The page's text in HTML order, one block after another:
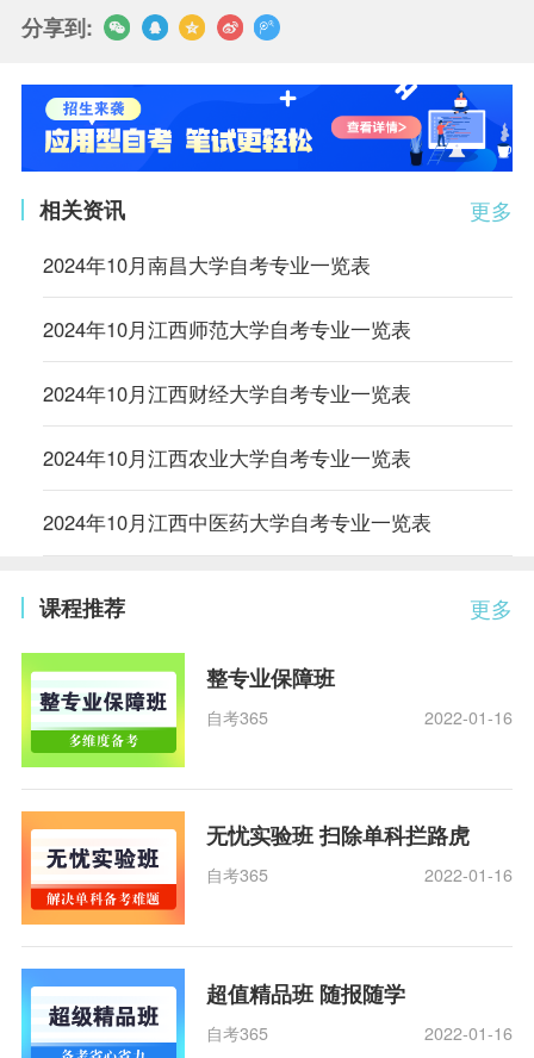
分享到:
更多
相关资讯
2024年10月南昌大学自考专业一览表
2024年10月江西师范大学自考专业一览表
2024年10月江西财经大学自考专业一览表
2024年10月江西农业大学自考专业一览表
2024年10月江西中医药大学自考专业一览表
更多
课程推荐
整专业保障班
自考365 2022-01-16
无忧实验班 扫除单科拦路虎
自考365 2022-01-16
超值精品班 随报随学
自考365 2022-01-16